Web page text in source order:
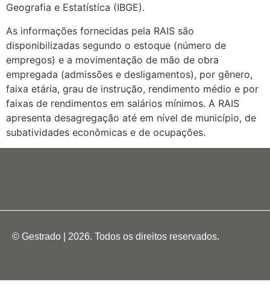
Geografia e Estatística (IBGE).
As informações fornecidas pela RAIS são
disponibilizadas segundo o estoque (número de
empregos) e a movimentação de mão de obra
empregada (admissões e desligamentos), por gênero,
faixa etária, grau de instrução, rendimento médio e por
faixas de rendimentos em salários mínimos. A RAIS
apresenta desagregação até em nível de município, de
subatividades econômicas e de ocupações.
© Gestrado | 2026. Todos os direitos reservados.